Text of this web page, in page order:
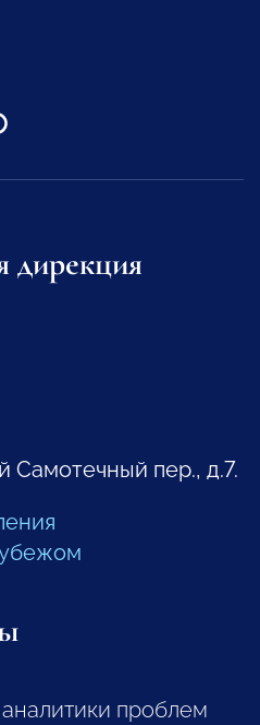
дирекция
Самотечный пер., д.7.
проблем